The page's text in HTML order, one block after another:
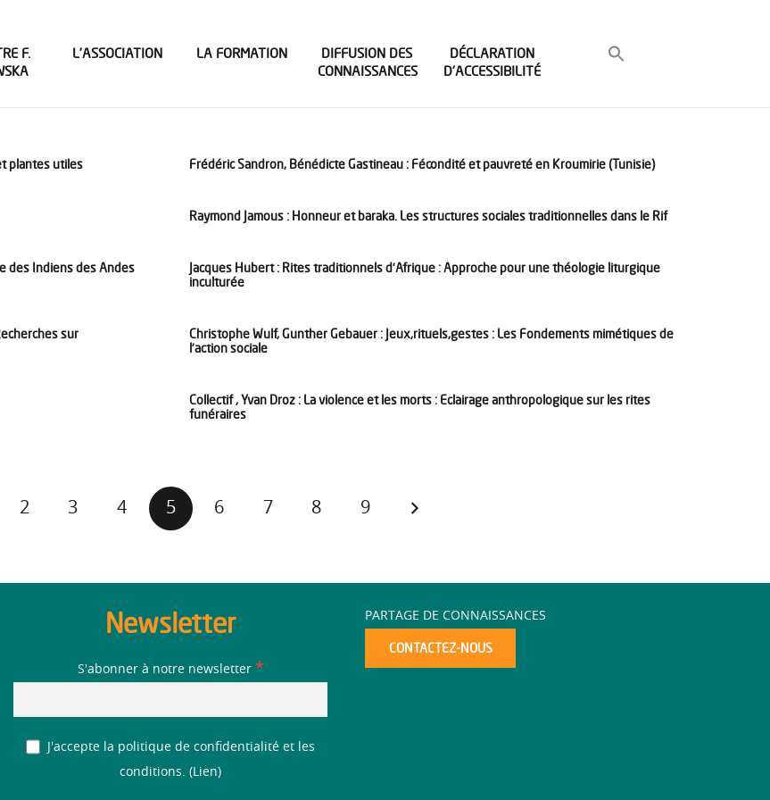
F.
L’ASSOCIATION LA FORMATION
DIFFUSION DES
CONNAISSANCES
DÉCLARATION
D’ACCESSIBILITÉ
plantes utiles Frédéric Sandron, Bénédicte Gastineau : Fécondité et pauvreté en Kroumirie (Tunisie)
Raymond Jamous : Honneur et baraka. Les structures sociales traditionnelles dans le Rif
des Indiens des Andes
Jacques Hubert : Rites traditionnels d’Afrique : Approche pour une théologie liturgique
inculturée
sur
Christophe Wulf, Gunther Gebauer : Jeux,rituels,gestes : Les Fondements mimétiques de
l’action sociale
Collectif , Yvan Droz : La violence et les morts : Eclairage anthropologique sur les rites
funéraires
2 3 4 5 6 7 8 9
Newsletter
S'abonner à notre newsletter *
J'accepte la politique de confidentialité et les
conditions. ( Lien)
PARTAGE DE CONNAISSANCES
CONTACTEZ-NOUS